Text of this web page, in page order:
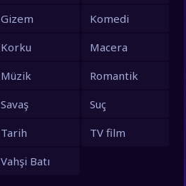
Gizem
Komedi
Korku
Macera
Müzik
Romantik
Savaş
Suç
Tarih
TV film
Vahşi Batı